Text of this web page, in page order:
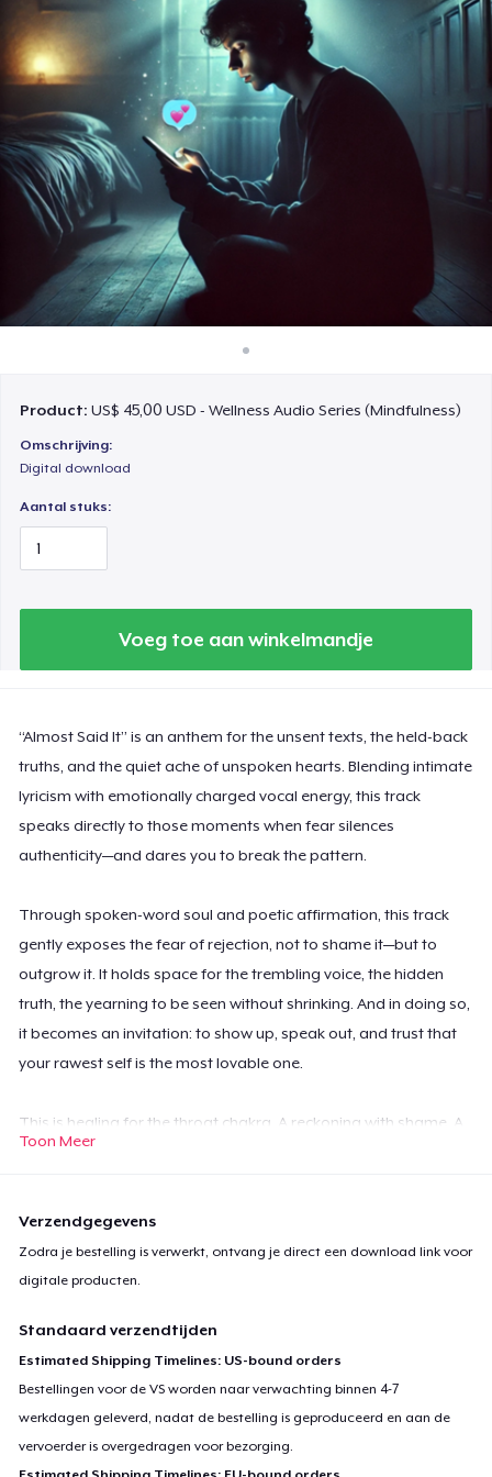
Verkoop overal
Verkoop alles
Product:US$ 45,00 USD - Wellness Audio Series (Mindfulness)
Omschrijving:
Digital download
Aantal stuks:
Voeg toe aan winkelmandje
“Almost Said It” is an anthem for the unsent texts, the held-back
truths, and the quiet ache of unspoken hearts. Blending intimate
lyricism with emotionally charged vocal energy, this track
speaks directly to those moments when fear silences
authenticity—and dares you to break the pattern.
Through spoken-word soul and poetic affirmation, this track
gently exposes the fear of rejection, not to shame it—but to
outgrow it. It holds space for the trembling voice, the hidden
truth, the yearning to be seen without shrinking. And in doing so,
it becomes an invitation: to show up, speak out, and trust that
your rawest self is the most lovable one.
This is healing for the throat chakra. A reckoning with shame. A
call to courage.
Hold my truth like a note I bend.
What if I speak and they walk away?
So I smile instead, let silence stay.
I’ve rehearsed my soul a thousand times,
Toon Meer
Verzendgegevens
Zodra je bestelling is verwerkt, ontvang je direct een download link voor
digitale producten.
Standaard verzendtijden
Estimated Shipping Timelines: US-bound orders
Bestellingen voor de VS worden naar verwachting binnen 4-7
werkdagen geleverd, nadat de bestelling is geproduceerd en aan de
vervoerder is overgedragen voor bezorging.